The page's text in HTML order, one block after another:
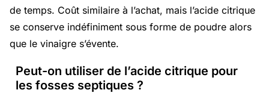
de temps. Coût similaire à l’achat, mais l’acide citrique
se conserve indéfiniment sous forme de poudre alors
que le vinaigre s’évente.
Peut-on utiliser de l’acide citrique pour
les fosses septiques ?